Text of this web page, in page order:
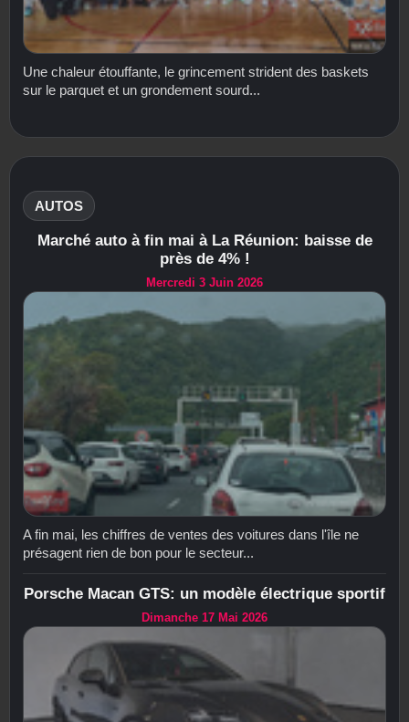
Une chaleur étouffante, le grincement strident des baskets
sur le parquet et un grondement sourd...
AUTOS
Marché auto à fin mai à La Réunion: baisse de
près de 4% !
Mercredi 3 Juin 2026
A fin mai, les chiffres de ventes des voitures dans l'île ne
présagent rien de bon pour le secteur...
Porsche Macan GTS: un modèle électrique sportif
Dimanche 17 Mai 2026